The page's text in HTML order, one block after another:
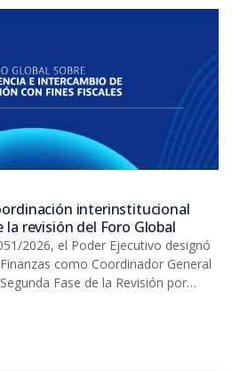
interinstitucional
la revisión del Foro Global
2026, el Poder Ejecutivo designó
como Coordinador General
Fase de la Revisión por
Transparencia e Intercambio de
del Comité Interinstitucional